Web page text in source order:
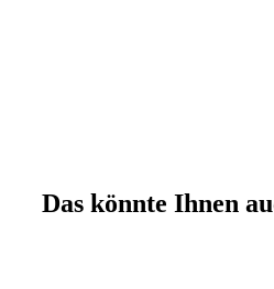
Das könnte Ihnen